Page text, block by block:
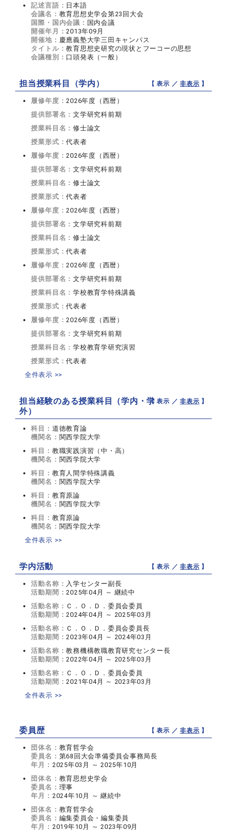
記述言語： 日本語
会議名： 教育思想史学会第23回大会
国際・国内会議： 国内会議
開催年月：2013年09月
開催地： 慶應義塾大学三田キャンパス
タイトル：教育思想史研究の現状とフーコーの思想
会議種別： 口頭発表（一般）
担当授業科目（学内） 【 表示 ／非表示 】
履修年度：2026年度（西暦）
提供部署名：文学研究科前期
授業科目名：修士論文
授業形式：代表者
履修年度：2026年度（西暦）
提供部署名：文学研究科前期
授業科目名：修士論文
授業形式：代表者
履修年度：2026年度（西暦）
提供部署名：文学研究科前期
授業科目名：修士論文
授業形式：代表者
履修年度：2026年度（西暦）
提供部署名：文学研究科前期
授業科目名：学校教育学特殊講義
授業形式：代表者
履修年度：2026年度（西暦）
提供部署名：文学研究科前期
授業科目名：学校教育学研究演習
授業形式：代表者
全件表示 >>
担当経験のある授業科目（学内・学
外）
【 表示 ／非表示 】
科目： 道徳教育論
機関名： 関西学院大学
科目： 教職実践演習（中・高）
機関名： 関西学院大学
科目： 教育人間学特殊講義
機関名： 関西学院大学
科目： 教育原論
機関名： 関西学院大学
科目： 教育原論
機関名： 関西学院大学
全件表示 >>
学内活動 【 表示 ／非表示 】
活動名称： 入学センター副長
活動期間：2025年04月 ～ 継続中
活動名称： Ｃ．Ｏ．Ｄ．委員会委員
活動期間：2024年04月 ～ 2025年03月
活動名称： Ｃ．Ｏ．Ｄ．委員会委員長
活動期間：2023年04月 ～ 2024年03月
活動名称：教務機構教職教育研究センター長
活動期間：2022年04月 ～ 2025年03月
活動名称： Ｃ．Ｏ．Ｄ．委員会委員
活動期間：2021年04月 ～ 2023年03月
全件表示 >>
委員歴 【 表示 ／非表示 】
団体名： 教育哲学会
委員名： 第68回大会準備委員会事務局長
年月： 2025年03月 ～ 2025年10月
団体名： 教育思想史学会
委員名： 理事
年月： 2024年10月 ～ 継続中
団体名： 教育哲学会
委員名： 編集委員会・編集委員
年月： 2019年10月 ～ 2023年09月